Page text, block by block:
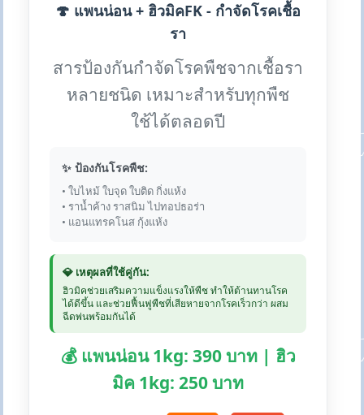
🍄 แพนน่อน + ฮิวมิคFK - กำจัดโรคเชื้อ
รา
สารป้องกันกำจัดโรคพืชจากเชื้อรา
หลายชนิด เหมาะสำหรับทุกพืช
ใช้ได้ตลอดปี
✨ ป้องกันโรคพืช:
• ใบไหม้ ใบจุด ใบติด กิ่งแห้ง
• ราน้ำค้าง ราสนิม ไปทอปธอร่า
• แอนแทรคโนส กุ้งแห้ง
💎 เหตุผลที่ใช้คู่กัน:
ฮิวมิคช่วยเสริมความแข็งแรงให้พืช ทำให้ต้านทานโรค
ได้ดีขึ้น และช่วยฟื้นฟูพืชที่เสียหายจากโรคเร็วกว่า ผสม
ฉีดพ่นพร้อมกันได้
💰 แพนน่อน 1kg: 390 บาท | ฮิว
มิค 1kg: 250 บาท